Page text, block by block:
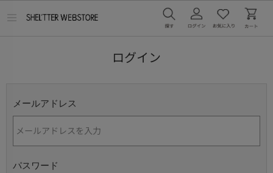
ログイン
メールアドレス
パスワード